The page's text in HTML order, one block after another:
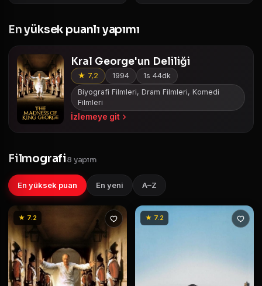
En yüksek puanlı yapımı
Kral George'un Deliliği
★ 7,2 1994
1s 44dk
Biyografi Filmleri, Dram Filmleri, Komedi
Filmleri
İzlemeye git
Filmografi8 yapım
En yüksek puan En yeni A–Z
★ 7.2 ★ 7.2